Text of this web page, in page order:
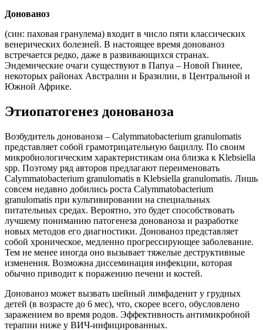
Донованоз
(син: паховая гранулема) входит в число пяти классических
венерических болезней. В настоящее время донованоз
встречается редко, даже в развивающихся странах.
Эндемические очаги существуют в Папуа – Новой Гвинее,
некоторых районах Австралии и Бразилии, в Центральной и
Южной Африке.
Этиопатогенез донованоза
Возбудитель донованоза – Calymmatobacterium granulomatis
представляет собой грамотрицательную бациллу. По своим
микробиологическим характеристикам она близка к Klebsiella
spp. Поэтому ряд авторов предлагают переименовать
Calymmatobacterium granulomatis в Klebsiella granulomatis. Лишь
совсем недавно добились роста Calymmatobacterium
granulomatis при культивировании на специальных
питательных средах. Вероятно, это будет способствовать
лучшему пониманию патогенеза донованоза и разработке
новых методов его диагностики. Донованоз представляет
собой хроническое, медленно прогрессирующее заболевание.
Тем не менее иногда оно вызывает тяжелые деструктивные
изменения. Возможна диссеминация инфекции, которая
обычно приводит к поражению печени и костей.
Донованоз может вызвать шейный лимфаденит у грудных
детей (в возрасте до 6 мес), что, скорее всего, обусловлено
заражением во время родов. Эффективность антимикробной
терапии ниже у ВИЧ-инфицированных.